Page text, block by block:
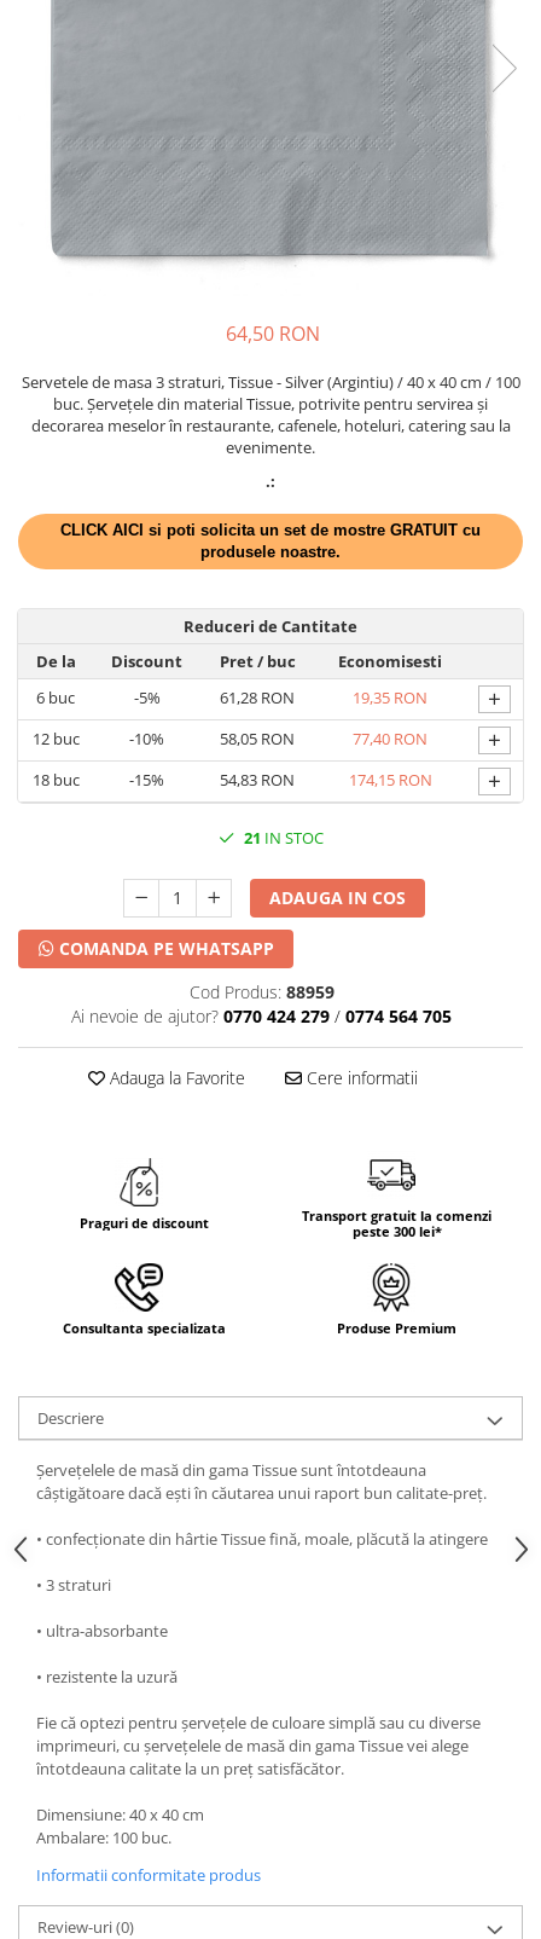
IARNA-CRACIUN-REVELION
DECOR NUNTA & LOGODNA
DECOR BOTEZ
DECOR EVENIMENTE CORPORATE
DECOR ANIVERSARI COPII
DECOR PETRECERI
TEMATICA MEDITERANEANA
TEMATICA RUSTICA
TEMATICA ROMANTICA
DECOR PASTE
DECOR HALLOWEEN
DECOR CRACIUN & REVELION
DECOR PRIMAVARA
DECOR VARA
DECOR TOAMNA
DECOR IARNA
TEMATICA FLORALA
DECOR OKTOBER FEST
DECOR BABY SHOWER
64,50 RON
Servetele de masa 3 straturi, Tissue - Silver (Argintiu) / 40 x 40 cm / 100
buc. Șervețele din material Tissue, potrivite pentru servirea și
decorarea meselor în restaurante, cafenele, hoteluri, catering sau la
evenimente.
.:
CLICK AICI si poti solicita un set de mostre GRATUIT cu
produsele noastre.
Reduceri de Cantitate
De la
Discount Pret/ buc
Economisesti
6 buc -5% 61,28 RON 19,35 RON +
12buc -10% 58,05 RON 77,40 RON +
18buc -15% 54,83 RON 174,15 RON +
21 IN STOC
ADAUGA IN COS
COMANDA PE WHATSAPP
Cod Produs: 88959
Ai nevoie de ajutor? 0770 424 279 / 0774 564 705
Adauga la Favorite Cere informatii
Praguri de discount
Transport gratuit la comenzi
peste 300 lei*
Consultanta specializata Produse Premium
Descriere
Șervețelele de masă din gama Tissue sunt întotdeauna
câștigătoare dacă ești în căutarea unui raport bun calitate-preț.
• confecționate din hârtie Tissue fină, moale, plăcută la atingere
• 3 straturi
• ultra-absorbante
• rezistente la uzură
Fie că optezi pentru șervețele de culoare simplă sau cu diverse
imprimeuri, cu șervețelele de masă din gama Tissue vei alege
întotdeauna calitate la un preț satisfăcător.
Dimensiune: 40 x 40 cm
Ambalare: 100 buc.
Informatii conformitate produs
Review-uri(0)